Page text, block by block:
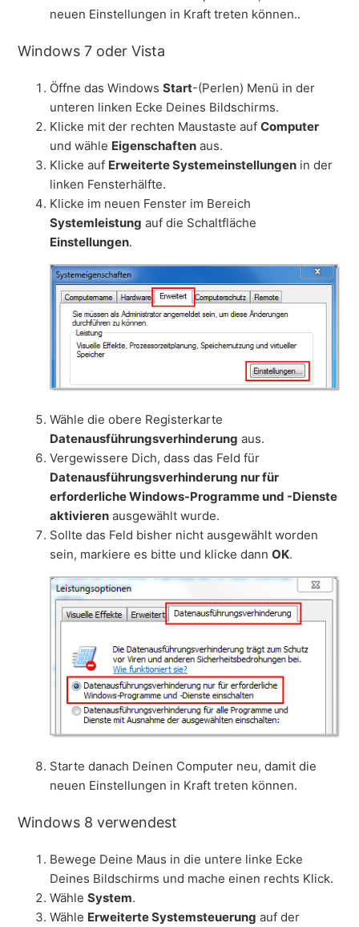
neuen Einstellungen in Kraft treten können..
Windows 7 oder Vista
Öffne das WindowsStart-(Perlen) Menü in der
unteren linken Ecke Deines Bildschirms.
Klicke mit der rechten Maustaste aufComputer
und wähle Eigenschaften aus.
Klicke auf Erweiterte Systemeinstellungen in der
linken Fensterhälfte.
Klicke im neuen Fenster im Bereich
Systemleistung auf die Schaltfläche
Einstellungen.
Wähle die obere Registerkarte
Datenausführungsverhinderung aus.
Vergewissere Dich, dass das Feld für
Datenausführungsverhinderung nur für
erforderliche Windows-Programme und -Dienste
aktivieren ausgewählt wurde.
Sollte das Feld bisher nicht ausgewählt worden
sein, markiere es bitte und klicke dannOK.
Starte danach Deinen Computer neu, damit die
neuen Einstellungen in Kraft treten können.
Windows 8 verwendest
Bewege Deine Maus in die untere linke Ecke
Deines Bildschirms und mache einen rechts Klick.
WähleSystem.
Wähle Erweiterte Systemsteuerung auf der